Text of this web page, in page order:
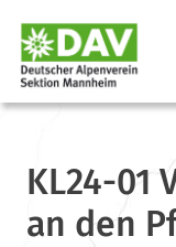
KL24-01
an den